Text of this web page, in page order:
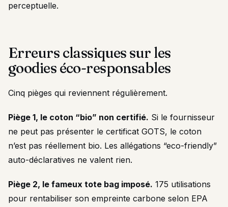
perceptuelle.
Erreurs classiques sur les
goodies éco-responsables
Cinq pièges qui reviennent régulièrement.
Piège 1, le coton “bio” non certifié. Si le fournisseur
ne peut pas présenter le certificat GOTS, le coton
n’est pas réellement bio. Les allégations “eco-friendly”
auto-déclaratives ne valent rien.
Piège 2, le fameux tote bag imposé. 175 utilisations
pour rentabiliser son empreinte carbone selon EPA